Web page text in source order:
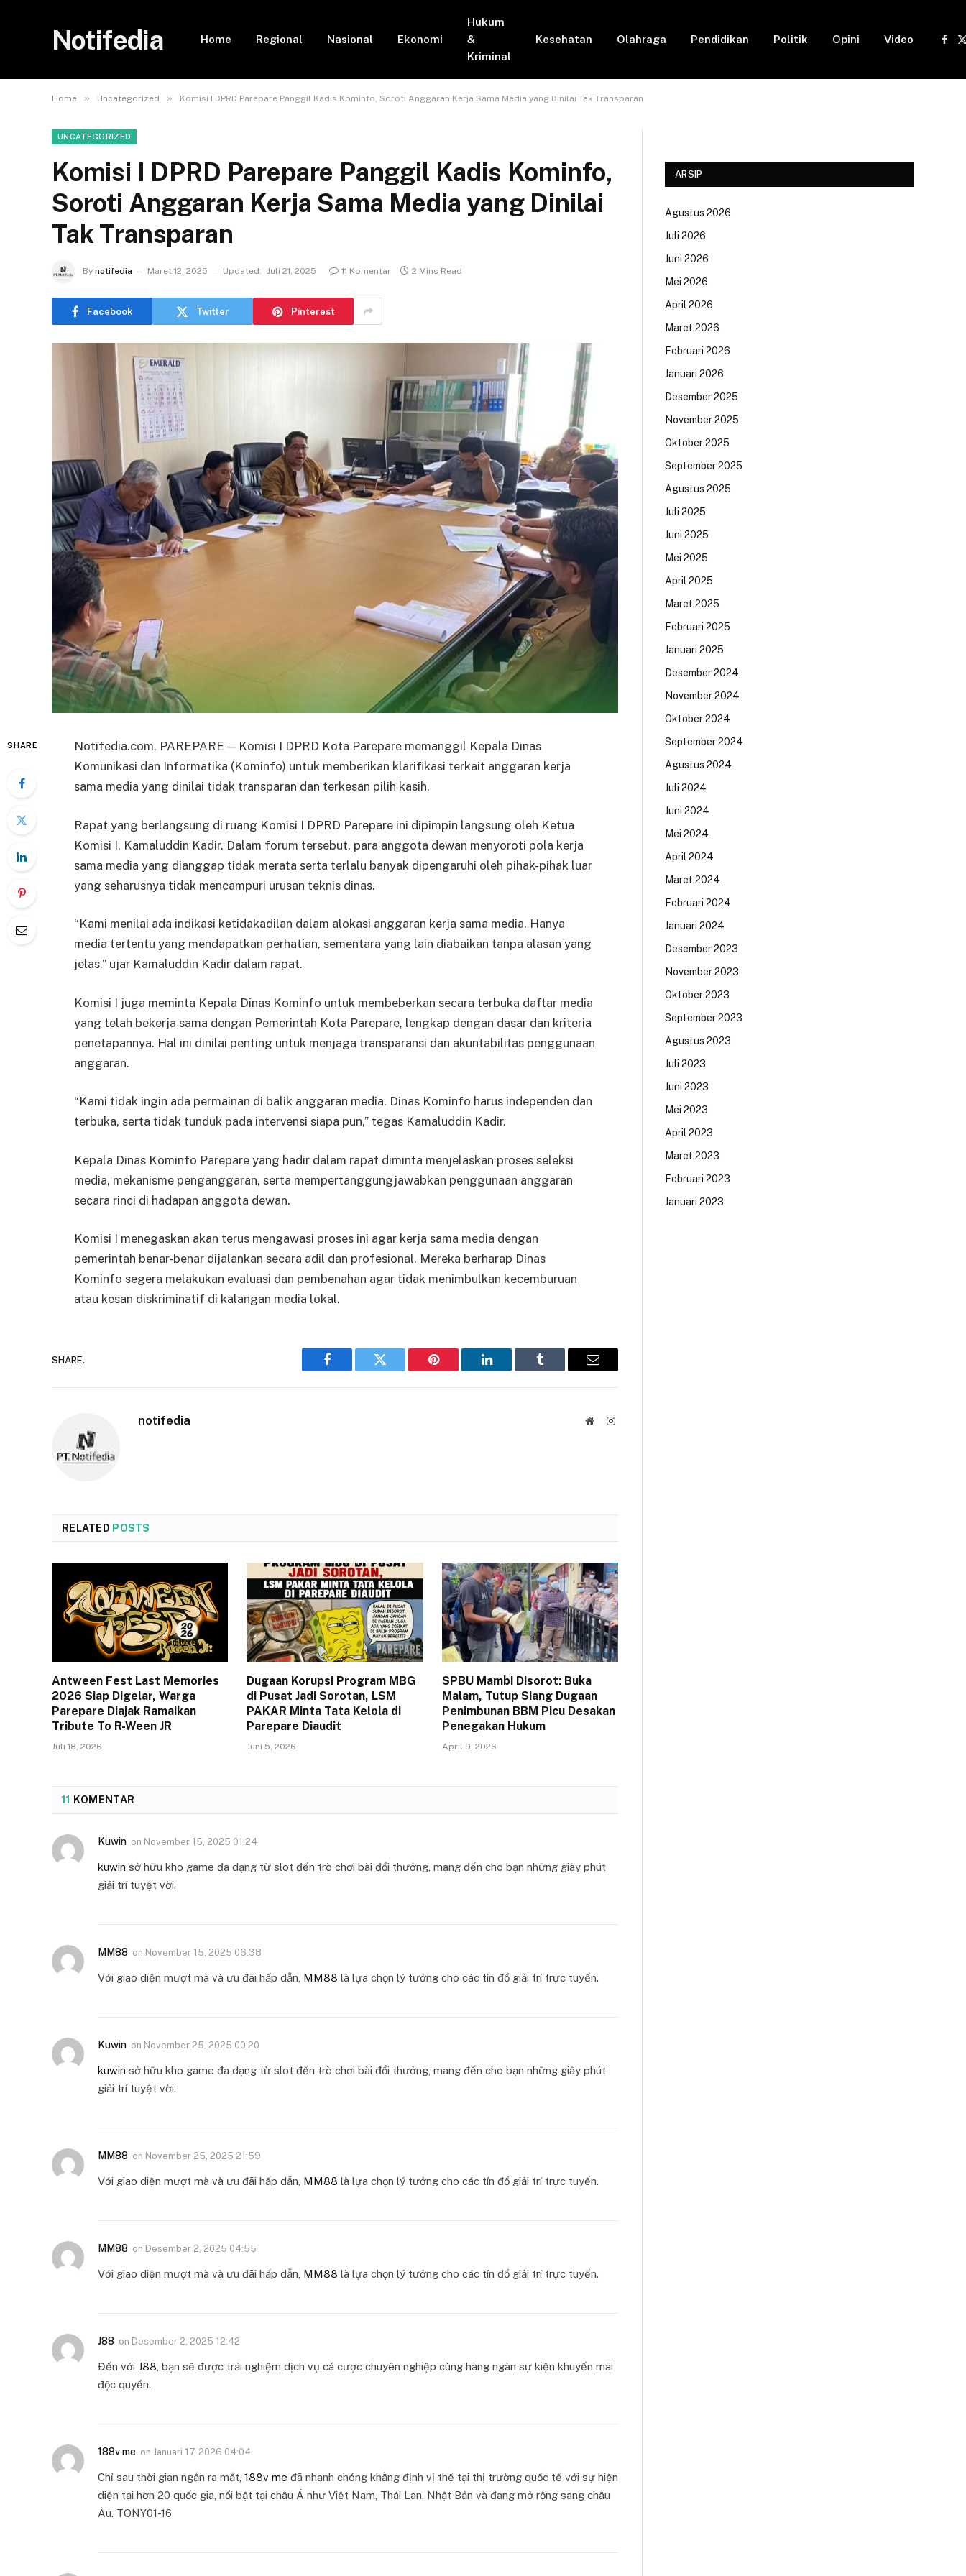
Notifedia Home Regional Nasional Ekonomi
Hukum
&
Kriminal
Kesehatan Olahraga Pendidikan Politik Opini Video
Home » Uncategorized » Komisi I DPRD Parepare Panggil Kadis Kominfo, Soroti Anggaran Kerja Sama Media yang Dinilai Tak Transparan
UNCATEGORIZED
Komisi I DPRD Parepare Panggil Kadis Kominfo,
Soroti Anggaran Kerja Sama Media yang Dinilai
Tak Transparan
By notifedia Maret 12, 2025 Updated: Juli 21, 2025 11 Komentar 2 Mins Read
Facebook Twitter Pinterest
SHARE
Notifedia.com, PAREPARE — Komisi I DPRD Kota Parepare memanggil Kepala Dinas
Komunikasi dan Informatika (Kominfo) untuk memberikan klarifikasi terkait anggaran kerja
sama media yang dinilai tidak transparan dan terkesan pilih kasih.
Rapat yang berlangsung di ruang Komisi I DPRD Parepare ini dipimpin langsung oleh Ketua
Komisi I, Kamaluddin Kadir. Dalam forum tersebut, para anggota dewan menyoroti pola kerja
sama media yang dianggap tidak merata serta terlalu banyak dipengaruhi oleh pihak-pihak luar
yang seharusnya tidak mencampuri urusan teknis dinas.
“Kami menilai ada indikasi ketidakadilan dalam alokasi anggaran kerja sama media. Hanya
media tertentu yang mendapatkan perhatian, sementara yang lain diabaikan tanpa alasan yang
jelas,” ujar Kamaluddin Kadir dalam rapat.
Komisi I juga meminta Kepala Dinas Kominfo untuk membeberkan secara terbuka daftar media
yang telah bekerja sama dengan Pemerintah Kota Parepare, lengkap dengan dasar dan kriteria
penetapannya. Hal ini dinilai penting untuk menjaga transparansi dan akuntabilitas penggunaan
anggaran.
“Kami tidak ingin ada permainan di balik anggaran media. Dinas Kominfo harus independen dan
terbuka, serta tidak tunduk pada intervensi siapa pun,” tegas Kamaluddin Kadir.
Kepala Dinas Kominfo Parepare yang hadir dalam rapat diminta menjelaskan proses seleksi
media, mekanisme penganggaran, serta mempertanggungjawabkan penggunaan anggaran
secara rinci di hadapan anggota dewan.
Komisi I menegaskan akan terus mengawasi proses ini agar kerja sama media dengan
pemerintah benar-benar dijalankan secara adil dan profesional. Mereka berharap Dinas
Kominfo segera melakukan evaluasi dan pembenahan agar tidak menimbulkan kecemburuan
atau kesan diskriminatif di kalangan media lokal.
SHARE.
Facebook Twitter Pinterest LinkedIn Tumblr Email
notifedia WebsiteInstagram
RELATED POSTS
Antween Fest Last Memories
2026 Siap Digelar, Warga
Parepare Diajak Ramaikan
Tribute To R-Ween JR
Juli 18, 2026
Dugaan Korupsi Program MBG
di Pusat Jadi Sorotan, LSM
PAKAR Minta Tata Kelola di
Parepare Diaudit
Juni 5, 2026
SPBU Mambi Disorot: Buka
Malam, Tutup Siang Dugaan
Penimbunan BBM Picu Desakan
Penegakan Hukum
April 9, 2026
11 KOMENTAR
Kuwin on November 15, 2025 01:24
kuwin sở hữu kho game đa dạng từ slot đến trò chơi bài đổi thưởng, mang đến cho bạn những giây phút
giải trí tuyệt vời.
MM88 on November 15, 2025 06:38
Với giao diện mượt mà và ưu đãi hấp dẫn, MM88 là lựa chọn lý tưởng cho các tín đồ giải trí trực tuyến.
Kuwin on November 25, 2025 00:20
kuwin sở hữu kho game đa dạng từ slot đến trò chơi bài đổi thưởng, mang đến cho bạn những giây phút
giải trí tuyệt vời.
MM88 on November 25, 2025 21:59
Với giao diện mượt mà và ưu đãi hấp dẫn, MM88 là lựa chọn lý tưởng cho các tín đồ giải trí trực tuyến.
MM88 on Desember 2, 2025 04:55
Với giao diện mượt mà và ưu đãi hấp dẫn, MM88 là lựa chọn lý tưởng cho các tín đồ giải trí trực tuyến.
J88 on Desember 2, 2025 12:42
Đến với J88 , bạn sẽ được trải nghiệm dịch vụ cá cược chuyên nghiệp cùng hàng ngàn sự kiện khuyến mãi
độc quyền.
188v me on Januari 17, 2026 04:04
Chỉ sau thời gian ngắn ra mắt, 188v me đã nhanh chóng khẳng định vị thế tại thị trường quốc tế với sự hiện
diện tại hơn 20 quốc gia, nổi bật tại châu Á như Việt Nam, Thái Lan, Nhật Bản và đang mở rộng sang châu
Âu. TONY01-16
ARSIP
Agustus 2026
Juli 2026
Juni 2026
Mei 2026
April 2026
Maret 2026
Februari 2026
Januari 2026
Desember 2025
November 2025
Oktober 2025
September 2025
Agustus 2025
Juli 2025
Juni 2025
Mei 2025
April 2025
Maret 2025
Februari 2025
Januari 2025
Desember 2024
November 2024
Oktober 2024
September 2024
Agustus 2024
Juli 2024
Juni 2024
Mei 2024
April 2024
Maret 2024
Februari 2024
Januari 2024
Desember 2023
November 2023
Oktober 2023
September 2023
Agustus 2023
Juli 2023
Juni 2023
Mei 2023
April 2023
Maret 2023
Februari 2023
Januari 2023